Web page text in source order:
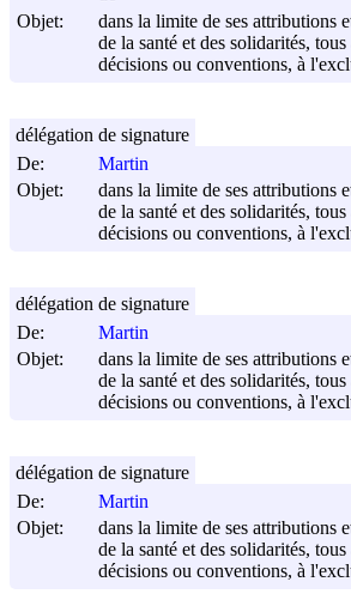
Objet:
dans la limite de ses attributions
de la santé et des solidarités, tous
décisions ou conventions, à
De:
Martin
Objet:
dans la limite de ses attributions
de la santé et des solidarités, tous
décisions ou conventions, à
délégation de signature
De:
Martin
Objet:
dans la limite de ses attributions
de la santé et des solidarités, tous
décisions ou conventions, à
délégation de signature
De:
Martin
Objet:
dans la limite de ses attributions
de la santé et des solidarités, tous
décisions ou conventions, à
délégation de signature